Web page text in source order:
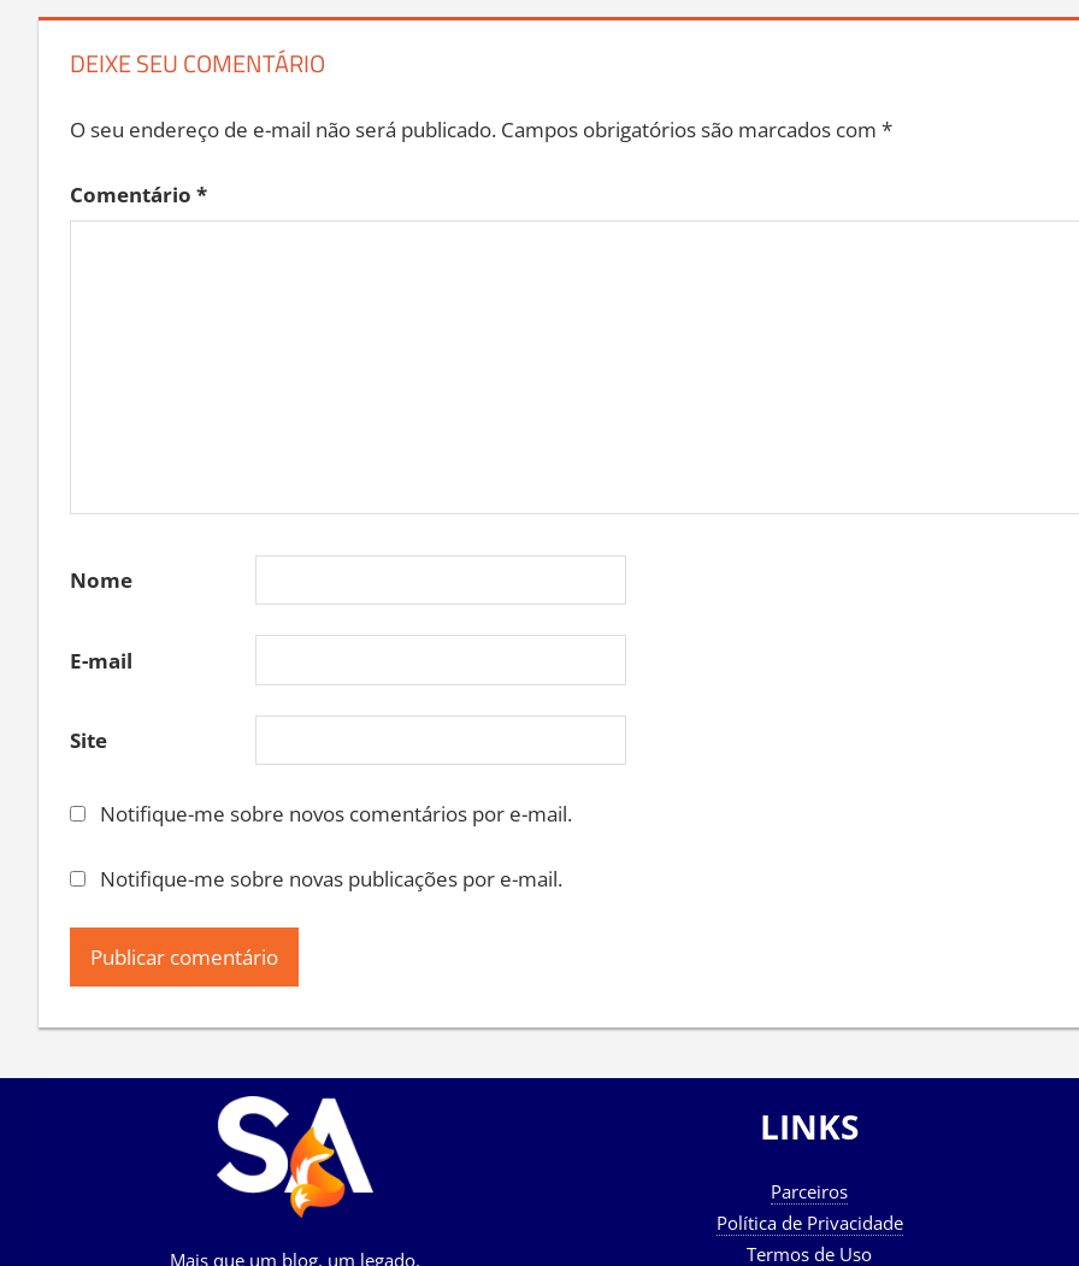
DEIXE SEU COMENTÁRIO
O seu endereço de e-mail não será publicado. Campos obrigatórios são marcados com
Comentário
Nome
E-mail
Site
Notifique-me sobre novos comentários por e-mail.
Notifique-me sobre novas publicações por e-mail.
LINKS
Parceiros
Política de Privacidade